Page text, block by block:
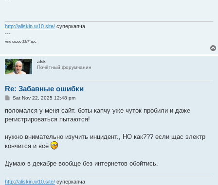
http://aliskin.w10.site/ суперкапча
---
мне скоро 22/7*дес
alsk
Почётный форумчанин
Re: Забавные ошибки
P
s
Sat Nov 22, 2025 12:48 pm
поломался у меня сайт. боты капчу уже чуток пробили и даже
регистрироваться пытаются!
нужно внимательно изучить инцидент., НО как??? если щас электр
кончится и всё
Думаю в декабре вообще без интернетов обойтись.
http://aliskin.w10.site/ суперкапча